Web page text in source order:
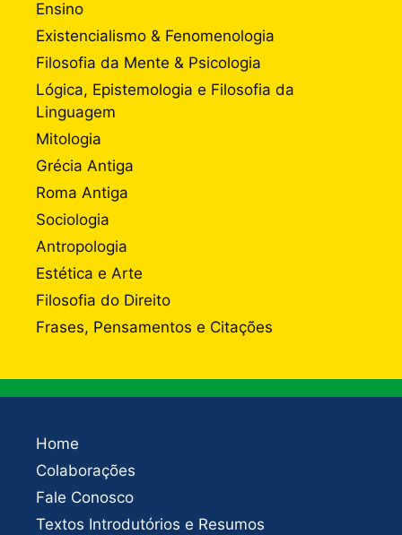
Ensino
Existencialismo & Fenomenologia
Filosofia da Mente & Psicologia
Lógica, Epistemologia e Filosofia da
Linguagem
Mitologia
Grécia Antiga
Roma Antiga
Sociologia
Antropologia
Estética e Arte
Filosofia do Direito
Frases, Pensamentos e Citações
Home
Colaborações
Fale Conosco
Textos Introdutórios e Resumos